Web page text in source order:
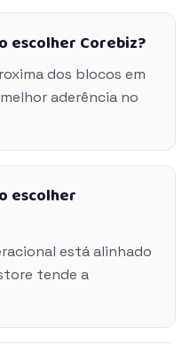
escolher Corebiz?
dos blocos em
aderência no
escolher
está alinhado
tende a